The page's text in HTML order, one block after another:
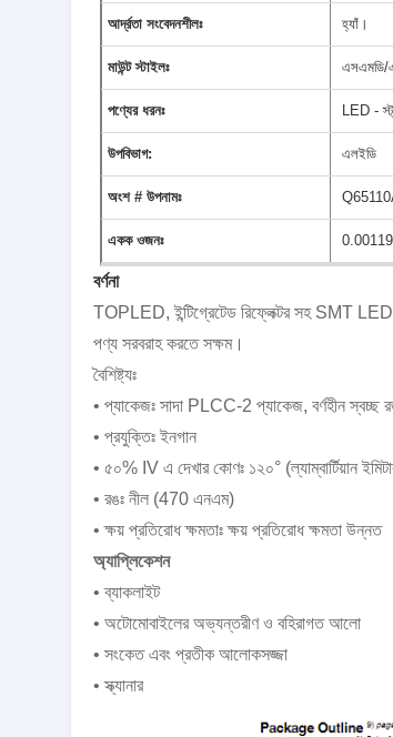
আর্দ্রতা সংবেদনশীলঃ হ্যাঁ।
মাউন্ট স্টাইলঃ এসএমডি/
পণ্যের ধরনঃ LED -
উপবিভাগ: এলইডি
অংশ # উপনামঃ
একক ওজনঃ
বর্ণনা
TOPLED, ইন্টিগ্রেটেড রিফ্লেক্টর সহ SMT
পণ্য সরবরাহ করতে সক্ষম।
বৈশিষ্ট্যঃ
• প্যাকেজঃ সাদা PLCC-2 প্যাকেজ, বর্ণহীন স্বচ্ছ
• প্রযুক্তিঃ ইনগান
• ৫০% IV এ দেখার কোণঃ ১২০° (ল্যাম্বার্টিয়ান
• রঙঃ নীল (470 এনএম)
• ক্ষয় প্রতিরোধ ক্ষমতাঃ ক্ষয় প্রতিরোধ ক্ষমতা উন্নত
অ্যাপ্লিকেশন
• ব্যাকলাইট
• অটোমোবাইলের অভ্যন্তরীণ ও বহিরাগত আলো
• সংকেত এবং প্রতীক আলোকসজ্জা
• স্ক্যানার